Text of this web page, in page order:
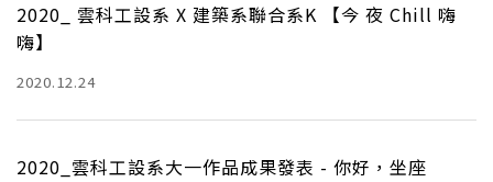
2020_ 雲科工設系 X 建築系聯合系K 【今 夜 Chill 嗨
嗨】
2020.12.24
2020_雲科工設系大一作品成果發表 - 你好，坐座